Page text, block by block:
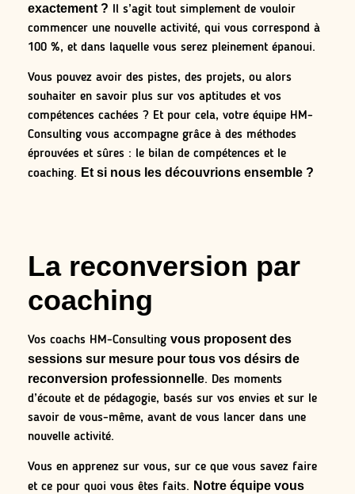
exactement ? Il s’agit tout simplement de vouloir
commencer une nouvelle activité, qui vous correspond à
100 %, et dans laquelle vous serez pleinement épanoui.
Vous pouvez avoir des pistes, des projets, ou alors
souhaiter en savoir plus sur vos aptitudes et vos
compétences cachées ? Et pour cela, votre équipe HM-
Consulting vous accompagne grâce à des méthodes
éprouvées et sûres : le bilan de compétences et le
coaching. Et si nous les découvrions ensemble ?
La reconversion par
coaching
Vos coachs HM-Consulting vous proposent des
sessions sur mesure pour tous vos désirs de
reconversion professionnelle. Des moments
d’écoute et de pédagogie, basés sur vos envies et sur le
savoir de vous-même, avant de vous lancer dans une
nouvelle activité.
Vous en apprenez sur vous, sur ce que vous savez faire
et ce pour quoi vous êtes faits. Notre équipe vous